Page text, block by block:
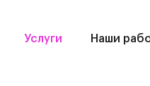
Услуги Наши